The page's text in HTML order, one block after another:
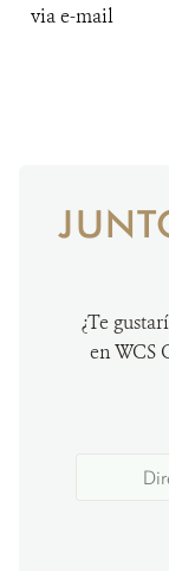
via e-mail
¿Te
en WCS